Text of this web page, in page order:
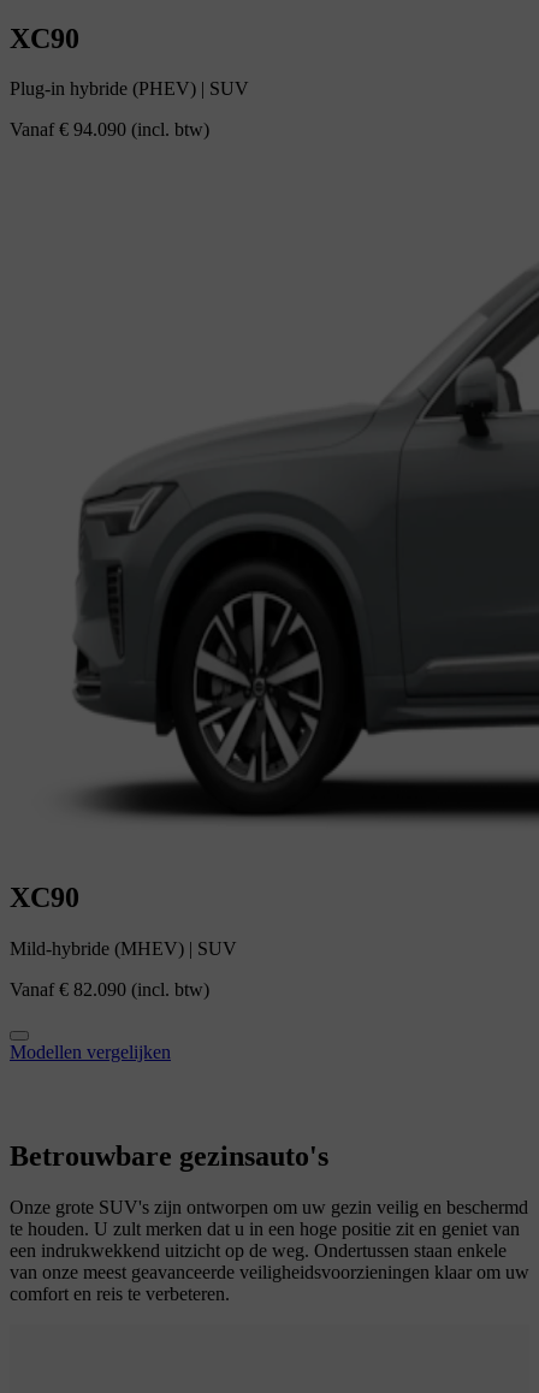
XC90
Plug-in hybride (PHEV) | SUV
Vanaf€ 94.090 (incl. btw)
XC90
Mild-hybride (MHEV) | SUV
Vanaf€ 82.090 (incl. btw)
Modellen vergelijken
Betrouwbare gezinsauto's
Onze grote SUV's zijn ontworpen om uw gezin veilig en beschermd
te houden. U zult merken dat u in een hoge positie zit en geniet van
een indrukwekkend uitzicht op de weg. Ondertussen staan enkele
van onze meest geavanceerde veiligheidsvoorzieningen klaar om uw
comfort en reis te verbeteren.